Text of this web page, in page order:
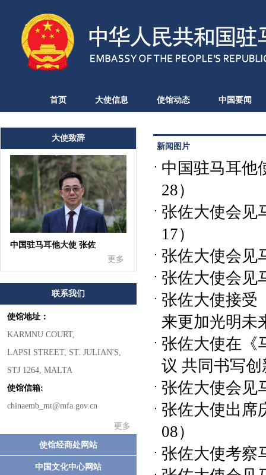
首页 大使信息 使馆动态 中国要闻
大使致辞
中国驻马耳他大使 张佐
更多
联系我们
使馆地址：
KARMNU COURT,
LAPSI STREET, ST. JULIAN'S,
STJ 1264, MALTA
使馆信箱:
chinaemb_mt@mfa.gov.cn
更多
使馆经商处网站
中国文化中心网站
新闻图片
中国驻马耳他
28）
张佐大使会见
17）
张佐大使会见
张佐大使会见
张佐大使接受
来更加光明未
张佐大使在《
议 共同书写
张佐大使会见
张佐大使出席
08）
张佐大使考察